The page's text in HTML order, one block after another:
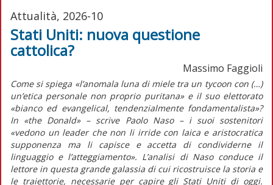
Attualità, 2026-10
Stati Uniti: nuova questione
cattolica?
Massimo Faggioli
Come si spiega «l’anomala luna di miele tra un tycoon con (…)
un’etica personale non proprio puritana» e il suo elettorato
«bianco ed evangelical, tendenzialmente fondamentalista»?
In «the Donald»– scrive Paolo Naso – i suoi sostenitori
«vedono un leader che non li irride con laica e aristocratica
supponenza ma li capisce e accetta di condividerne il
linguaggio e l’atteggiamento». L’analisi di Naso conduce il
lettore in questa grande galassia di cui ricostruisce la storia e
le traiettorie, necessarie per capire gli Stati Uniti di oggi.